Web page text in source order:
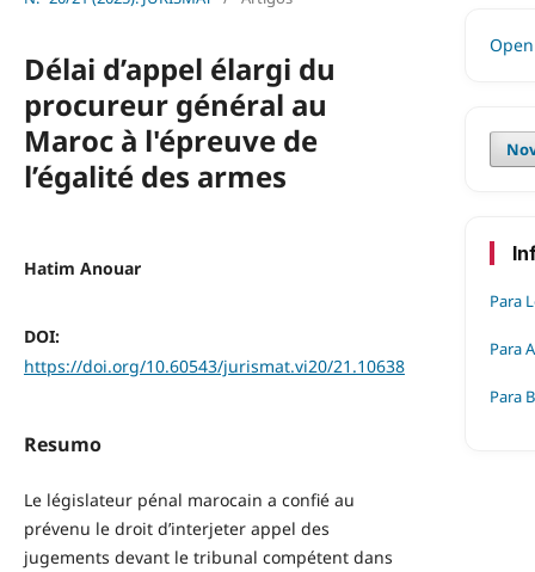
Délai d’appel élargi du
procureur général au
Maroc à l'épreuve de
l’égalité des armes
Hatim Anouar
DOI:
https://doi.org/10.60543/jurismat.vi20/21.10638
Resumo
Le législateur pénal marocain a confié au
prévenu le droit d’interjeter appel des
jugements devant le tribunal compétent dans
Para
Para
Para